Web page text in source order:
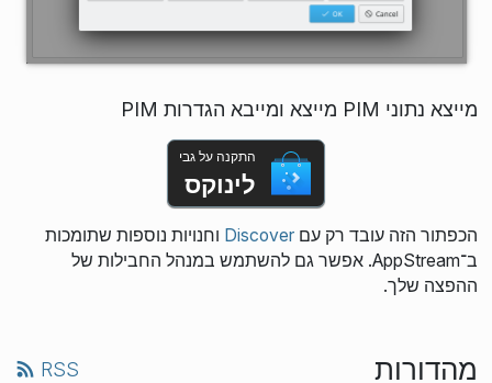
מייצא נתוני PIM מייצא ומייבא הגדרות PIM
התקנה על גבי
לינוקס
הכפתור הזה עובד רק עםDiscover וחנויות נוספות שתומכות
ב־AppStream. אפשר גם להשתמש במנהל החבילות של
ההפצה שלך.
מהדורות RSS